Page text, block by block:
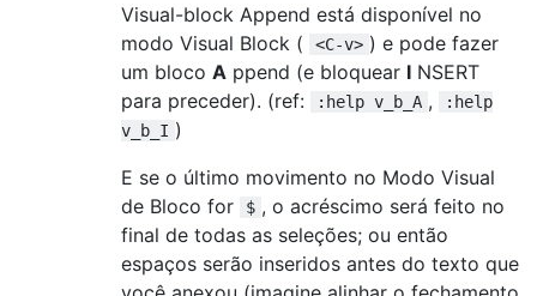
Visual-block Append está disponível no
modo Visual Block (
<C-v> ) e pode fazer
um bloco A ppend (e bloquear I NSERT
para preceder). (ref:
:help v_b_A ,
:help
v_b_I )
E se o último movimento no Modo Visual
de Bloco for
$ , o acréscimo será feito no
final de todas as seleções; ou então
espaços serão inseridos antes do texto que